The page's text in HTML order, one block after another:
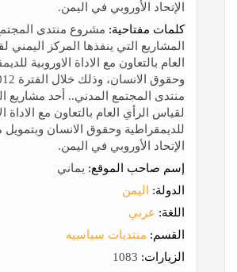
الإتحاد الأوروبي في اليمن.
كلمات مفتاحية: مشروع منتدى
المشاريع التي ينفذها المركز اليمني
العام بالتعاون مع الاداة الاوروبية
منتدى المجتمع المدني.. أحد مشاريع
لقياس الرأي العام بالتعاون مع الاداة
للديمقراطية وحقوق الانسان
الإتحاد الأوروبي في اليمن.
إسم صاحب الموقع: يماني
الدولة:
اليمن
اللغة: عربي
القسم: منتديات سياسيه
الزيارات: